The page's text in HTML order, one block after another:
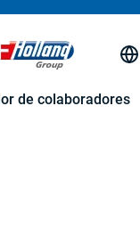
de colaboradores